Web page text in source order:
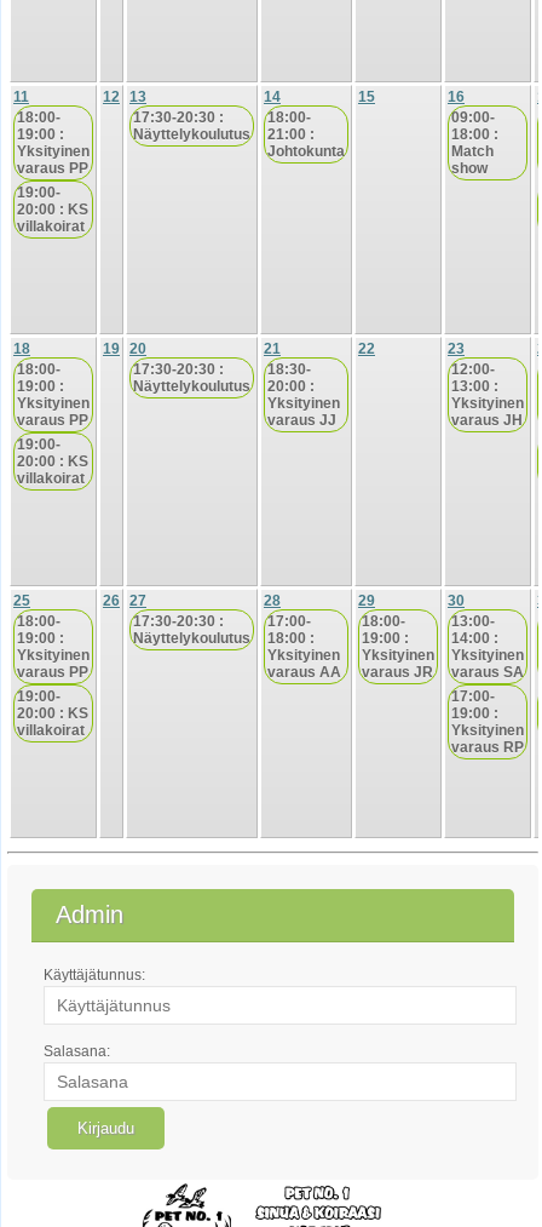
11
18:00-
19:00 :
Yksityinen
varaus PP
19:00-
20:00 : KS
villakoirat
12 13
17:30-20:30 :
Näyttelykoulutus
14
18:00-
21:00 :
Johtokunta
15
16
09:00-
18:00 :
Match
show
18
18:00-
19:00 :
Yksityinen
varaus PP
19:00-
20:00 : KS
villakoirat
19 20
17:30-20:30 :
Näyttelykoulutus
21
18:30-
20:00 :
Yksityinen
varaus JJ
22
23
12:00-
13:00 :
Yksityinen
varaus JH
25
18:00-
19:00 :
Yksityinen
varaus PP
19:00-
20:00 : KS
villakoirat
26 27
17:30-20:30 :
Näyttelykoulutus
28
17:00-
18:00 :
Yksityinen
varaus AA
29
18:00-
19:00 :
Yksityinen
varaus JR
30
13:00-
14:00 :
Yksityinen
varaus SA
17:00-
19:00 :
Yksityinen
varaus RP
Admin
Käyttäjätunnus:
Salasana: